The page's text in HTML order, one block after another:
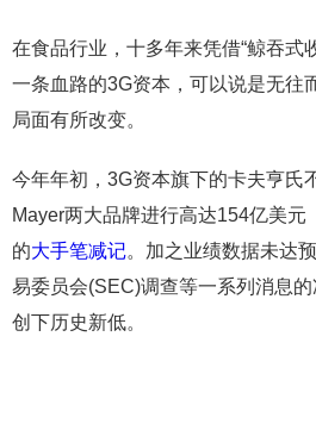
在食品行业，十多年来凭借“鲸吞式
一条血路的3G资本，可以说是无往
局面有所改变。
今年年初，3G资本旗下的卡夫亨氏
Mayer两大品牌进行高达154亿美元
的大手笔减记。加之业绩数据未达
易委员会(SEC)调查等一系列消息
创下历史新低。